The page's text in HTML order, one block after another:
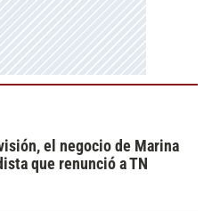
el negocio de Marina
que renunció a TN